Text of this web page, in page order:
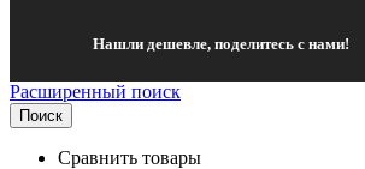
Нашли дешевле, поделитесь с нами!
Расширенный поиск
Поиск
Сравнить товары